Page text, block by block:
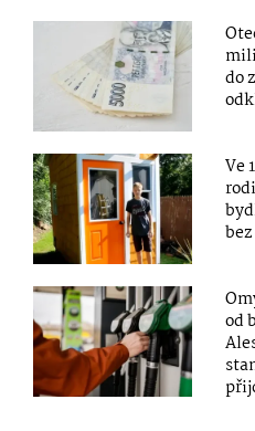
do
Ve
od